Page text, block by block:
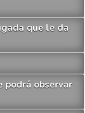
que le da
podrá observar